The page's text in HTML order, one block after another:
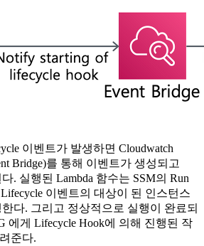
이벤트가 발생하면 Cloudwatch
Bridge)를 통해 이벤트가 생성되고
. 실행된 Lambda 함수는 SSM의 Run
이벤트의 대상이 된 인스턴스
다. 그리고 정상적으로 실행이 완료되
에게 Lifecycle Hook에 의해 진행된 작
준다.